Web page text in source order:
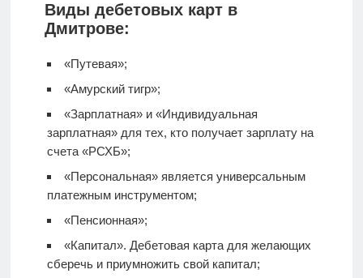
Виды дебетовых карт в
Дмитрове:
«Путевая»;
«Амурский тигр»;
«Зарплатная» и «Индивидуальная
зарплатная» для тех, кто получает зарплату на
счета «РСХБ»;
«Персональная» является универсальным
платежным инструментом;
«Пенсионная»;
«Капитал». Дебетовая картадля желающих
сберечь и приумножить свой капитал;